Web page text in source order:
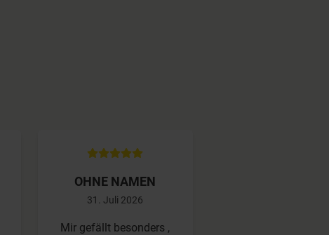
OHNE NAMEN
31. Juli 2026
Mir gefällt besonders ,